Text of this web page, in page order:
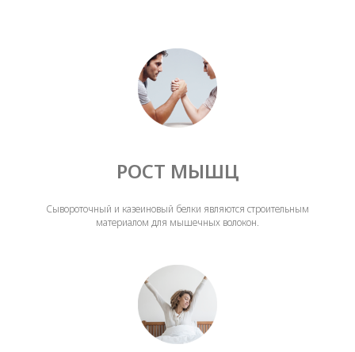
РОСТ МЫШЦ
Сывороточный и казеиновый белки являются строительным
материалом для мышечных волокон.